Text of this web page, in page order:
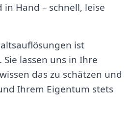
Hand – schnell, leise
ist
lassen uns in Ihre
das zu schätzen und
Ihrem Eigentum stets